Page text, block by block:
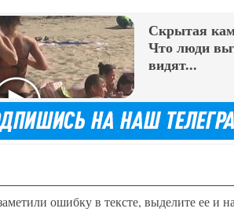
Скрытая
Что люди
видят...
ошибку в тексте, выделите ее и